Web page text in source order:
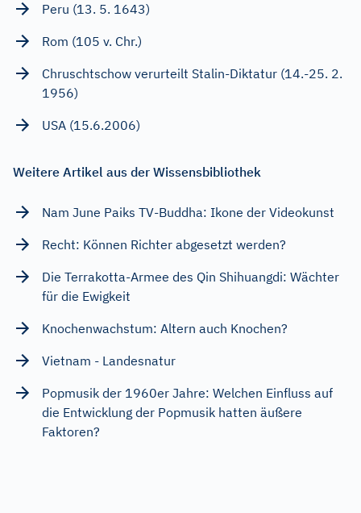
Peru (13. 5. 1643)
Rom (105 v. Chr.)
Chruschtschow verurteilt Stalin-Diktatur (14.-25. 2.
1956)
USA (15.6.2006)
Weitere Artikel aus der Wissensbibliothek
Nam June Paiks TV-Buddha: Ikone der Videokunst
Recht: Können Richter abgesetzt werden?
Die Terrakotta-Armee des Qin Shihuangdi: Wächter
für die Ewigkeit
Knochenwachstum: Altern auch Knochen?
Vietnam - Landesnatur
Popmusik der 1960er Jahre: Welchen Einfluss auf
die Entwicklung der Popmusik hatten äußere
Faktoren?